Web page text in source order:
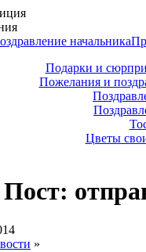
начальника
Подарки и
Пожелания и
Цветы
»